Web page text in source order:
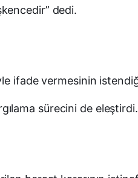
dedi.
ifade vermesinin
sürecini de eleştirdi.